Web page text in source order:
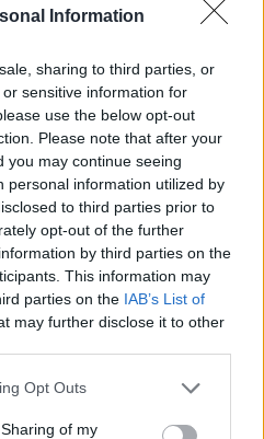
Information
sharing to third parties, or
sensitive information for
use the below opt-out
Please note that after your
you may continue seeing
personal information utilized by
to third parties prior to
opt-out of the further
by third parties on the
This information may
parties on the IAB’s List of
may further disclose it to other
Opt Outs
of my
parlamentare ar avea
viitoare?